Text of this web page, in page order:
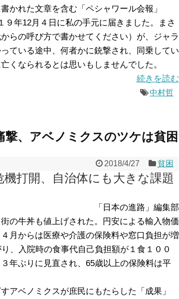
れた文章を含む「ペシャワール会報」
９年12月４日に私の手元に届きました。まさ
らの呼び方で書かせてください）が、ジャラ
ている途中、何者かに銃撃され、同乗してい
くなられるとは思いもしませんでした。
続きを読む
中村哲
、アベノミクスのツケは貧困
2018/4/27 貧困
打開、自治体にも大きな課題
「日本の進路」編集部
の牛丼も値上げされた。円安による輸入物価
月からは医療や介護の保険料や窓口負担が増
、入院時の食事代自己負担額が１食１００
年ぶりに見直され、65歳以上の保険料は平
ベノミクスが庶民にもたらした「成果」